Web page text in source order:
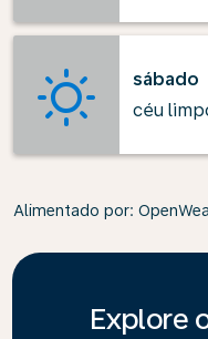
sábado
céu
Alimentado por:
Explore